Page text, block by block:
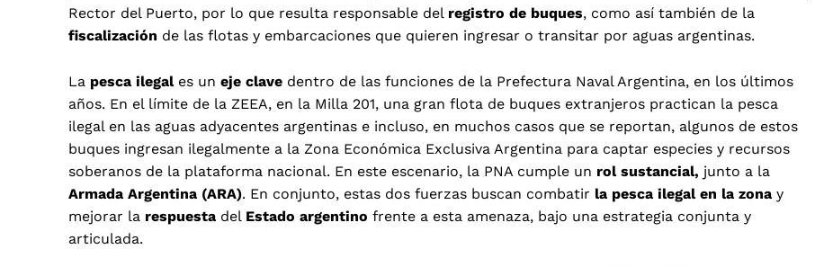
Rector del Puerto, por lo que resulta responsable del registro de buques, como así también de la
fiscalización de las flotas y embarcaciones que quieren ingresar o transitar por aguas argentinas.
La pesca ilegales un eje clave dentro de las funciones de la Prefectura Naval Argentina, en los últimos
años. En el límite de la ZEEA, en la Milla 201, una gran flota de buques extranjeros practican la pesca
ilegal en las aguas adyacentes argentinas e incluso, en muchos casos que se reportan, algunos de estos
buques ingresan ilegalmente a la Zona Económica Exclusiva Argentina para captar especies y recursos
soberanos de la plataforma nacional. En este escenario, la PNA cumple un rol sustancial, junto a la
Armada Argentina (ARA). En conjunto, estas dos fuerzas buscan combatir la pesca ilegal en la zona y
mejorar la respuesta del Estado argentino frente a esta amenaza, bajo una estrategia conjunta y
articulada.